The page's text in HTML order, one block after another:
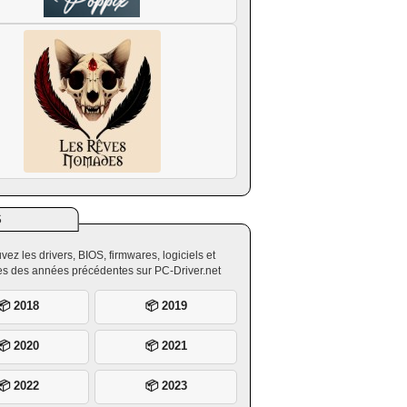
les drivers, BIOS, firmwares, logiciels et
des années précédentes sur PC-Driver.net
2018 📦 2019
2020 📦 2021
2022 📦 2023